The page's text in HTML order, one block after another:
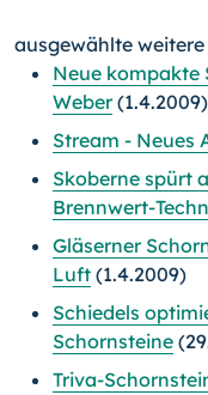
ausgewählte
Neue kompakte
Weber(1.4.2009)
Stream - Neues
Skoberne spürt
Brennwert-
Gläserner
Luft (1.4.2009)
Schiedels
Schornsteine
Triva-